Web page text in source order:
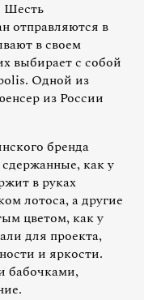
Шесть
отправляются в
в своем
выбирает с собой
Одной из
из России
бренда
как у
в руках
лотоса, а другие
цветом, как у
для проекта,
и яркости.
бабочками,